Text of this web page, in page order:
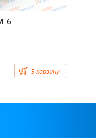
6
В корзину